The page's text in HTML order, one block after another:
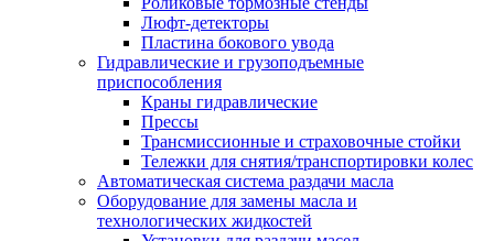
Люфт-детекторы
Пластина бокового увода
Гидравлические и грузоподъемные
приспособления
Краны гидравлические
Прессы
Трансмиссионные и страховочные стойки
Тележки для снятия/транспортировки колес
Автоматическая система раздачи масла
Оборудование для замены масла и
технологических жидкостей